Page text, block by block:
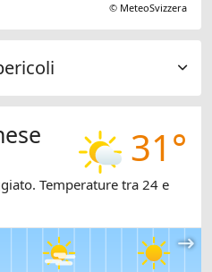
© MeteoSvizzera
31°
Temperature tra 24 e